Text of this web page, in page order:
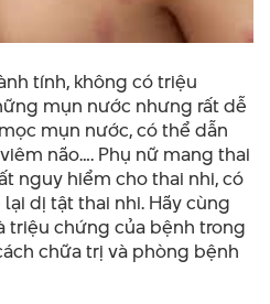
tính, không có triệu
mụn nước nhưng rất dễ
mụn nước, có thể dẫn
não…. Phụ nữ mang thai
nguy hiểm cho thai nhi, có
dị tật thai nhi. Hãy cùng
triệu chứng của bệnh trong
chữa trị và phòng bệnh